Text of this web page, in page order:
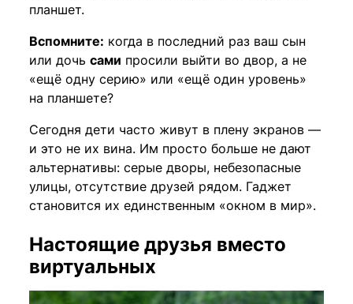
планшет.
Вспомните: когда в последний раз ваш сын
или дочьсами просили выйти во двор, а не
«ещё одну серию» или «ещё один уровень»
на планшете?
Сегодня дети часто живут в плену экранов —
и это не их вина. Им просто больше не дают
альтернативы: серые дворы, небезопасные
улицы, отсутствие друзей рядом. Гаджет
становится их единственным «окном в мир».
Настоящие друзья вместо
виртуальных